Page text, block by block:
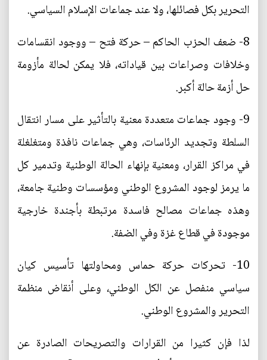
التحرير بكل فصائلها، ولا عند جماعات الإسلام السياسي.
8- ضعف الحزب الحاكم – حركة فتح – ووجود انقسامات
وخلافات وصراعات بين قياداته، فلا يمكن لحالة مأزومة
حل أزمة حالة أكبر.
9- وجود جماعات متعددة معنية بالتأثير على مسار انتقال
السلطة وتجديد الرئاسات، وهي جماعات نافذة ومتغلغلة
في مراكز القرار، ومعنية بإنهاء الحالة الوطنية وتدمير كل
ما يرمز لوجود المشروع الوطني ومؤسسات وطنية جامعة،
وهذه جماعات مصالح فاسدة مرتبطة بأجندة خارجية
موجودة في قطاع غزة وفي الضفة.
10- تحركات حركة حماس ومحاولتها تأسيس كيان
سياسي منفصل عن الكل الوطني، وعلى أنقاض منظمة
التحرير والمشروع الوطني.
لذا فإن كثيرا من القرارات والتصريحات الصادرة عن